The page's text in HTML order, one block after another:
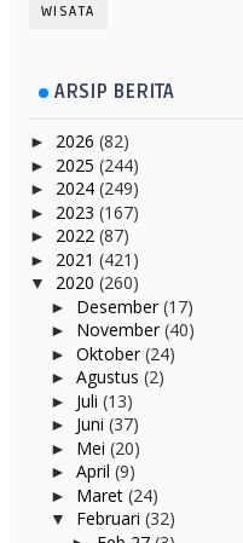
WISATA
ARSIP BERITA
► 2026 (82)
► 2025 (244)
► 2024 (249)
► 2023 (167)
► 2022 (87)
► 2021 (421)
▼ 2020 (260)
► Desember(17)
► November(40)
► Oktober(24)
► Agustus (2)
► Juli (13)
► Juni (37)
► Mei (20)
► April (9)
► Maret (24)
▼ Februari (32)